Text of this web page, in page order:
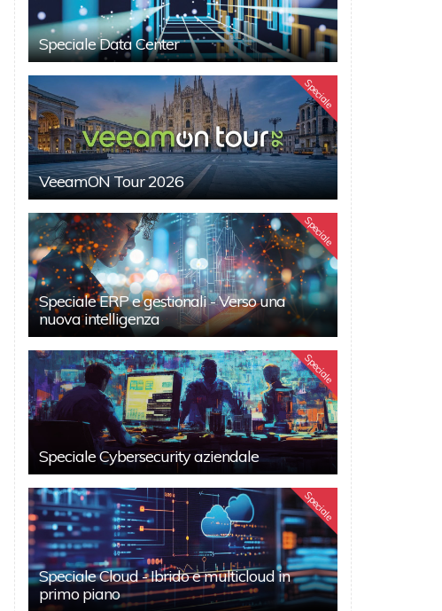
Speciale Data Center
Speciale
VeeamON Tour 2026
Speciale
Speciale ERP e gestionali - Verso una
nuova intelligenza
Speciale
Speciale Cybersecurity aziendale
Speciale
Speciale Cloud - Ibrido e multicloud in
primo piano